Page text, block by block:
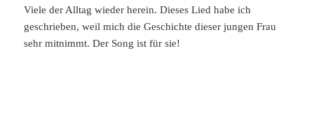
Viele der Alltag wieder herein. Dieses Lied habe ich
geschrieben, weil mich die Geschichte dieser jungen Frau
sehr mitnimmt. Der Song ist für sie!